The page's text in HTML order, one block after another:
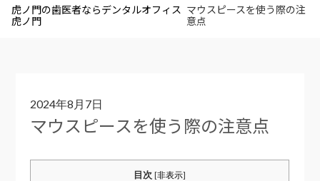
虎ノ門の歯医者ならデンタルオフィス
虎ノ門
マウスピースを使う際の注
意点
2024年8月7日
マウスピースを使う際の注意点
目次 [非表示]